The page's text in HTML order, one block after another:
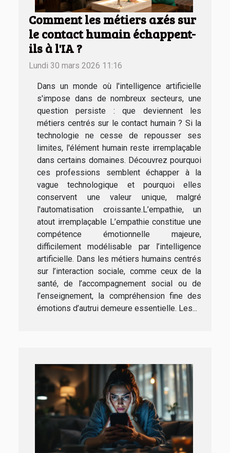
Comment les métiers axés sur
le contact humain échappent-
ils à l'IA ?
Lundi 30 mars 2026 11:16
Dans un monde où l'intelligence artificielle
s'impose dans de nombreux secteurs, une
question persiste : que deviennent les
métiers centrés sur le contact humain ? Si la
technologie ne cesse de repousser ses
limites, l'élément humain reste irremplaçable
dans certains domaines. Découvrez pourquoi
ces professions semblent échapper à la
vague technologique et pourquoi elles
conservent une valeur unique, malgré
l'automatisation croissante.L’empathie, un
atout irremplaçable L’empathie constitue une
compétence émotionnelle majeure,
difficilement modélisable par l’intelligence
artificielle. Dans les métiers humains centrés
sur l’interaction sociale, comme ceux de la
santé, de l’accompagnement social ou de
l’enseignement, la compréhension fine des
émotions d’autrui demeure essentielle. Les...